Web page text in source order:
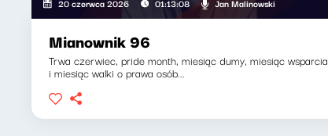
20 czerwca 2026 01:13:08
Mianownik 96
Trwa czerwiec, pride month, miesiąc dumy, miesiąc wsparcia
i miesiąc walki o prawa osób...